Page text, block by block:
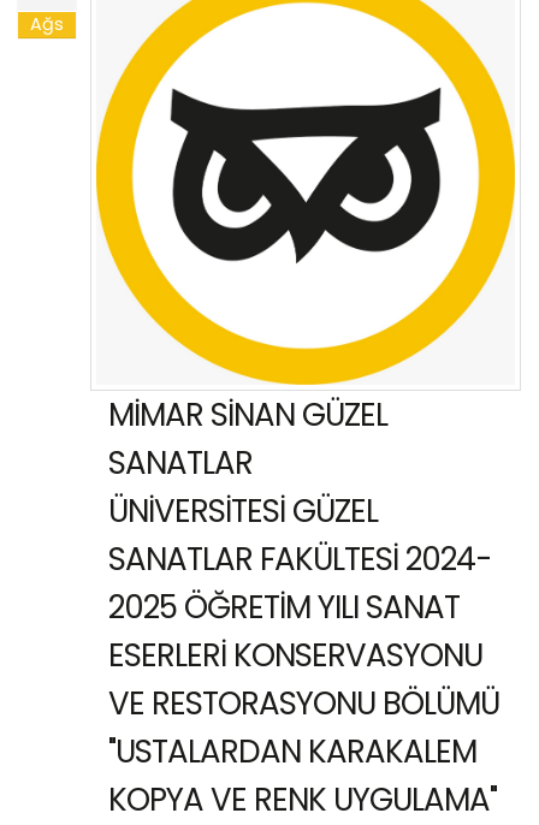
Ağs
MİMAR SİNAN GÜZEL
SANATLAR
ÜNİVERSİTESİ GÜZEL
SANATLAR FAKÜLTESİ 2024-
2025 ÖĞRETİM YILI SANAT
ESERLERİ KONSERVASYONU
VE RESTORASYONU BÖLÜMÜ
"USTALARDAN KARAKALEM
KOPYA VE RENK UYGULAMA"